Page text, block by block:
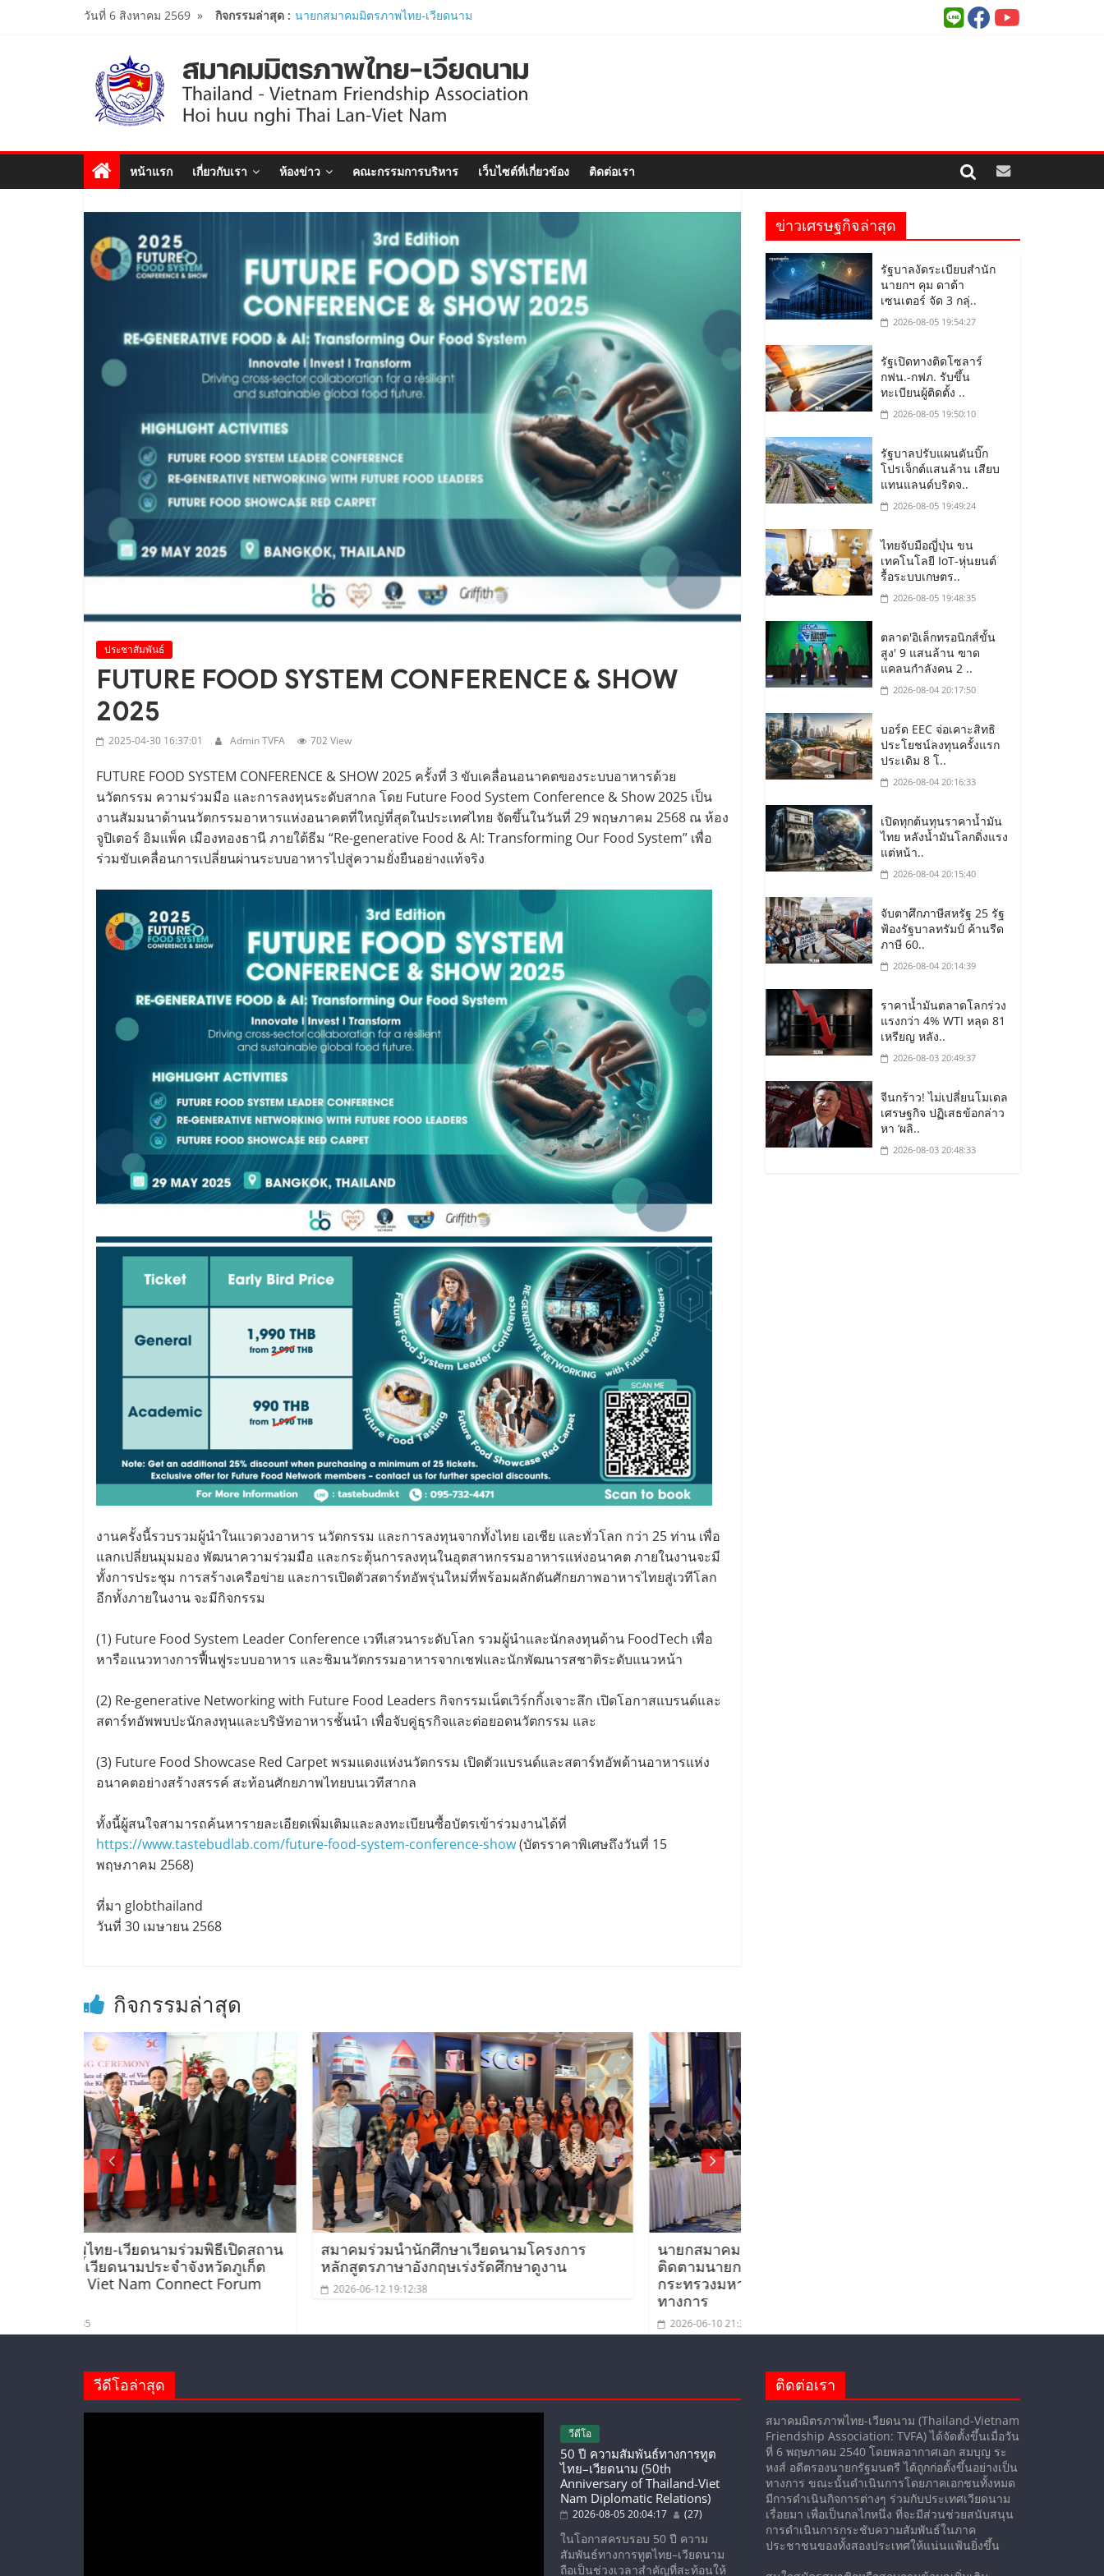
วันที่ 6 สิงหาคม 2569 » กิจกรรมล่าสุด : นายกสมาคมมิตรภาพไทย-เวียดนาม
เยือนเวียดนามอย่างเป็นทางการ..
ผู้นำเวียดนาม-ไทย ร่วมแสดงวิสัยทัศน์
งาน Thailand–Vietnam Business
Forum 2026 เฉลิมฉลอง 50 ปีความ
สมาคมมิตรภาพไทย-เวียดนาม ประชุม
หารือกับ เอกอัครราชทูตสาธารณรัฐ
..
สมาคมมิตรภาพไทย-เวียดนามร่วมพิธี
เปิดสถานกงสุลกิตติมศักดิ์เวียดนาม
ประจำจังหวัดภูเก็ต และงานสัมมนา
Viet Nam Connect Forum ..
สมาคมร่วมนำนักศึกษาเวียดนาม
โครงการหลักสูตรภาษาอังกฤษเร่งรัด
ศึกษาดูงาน..
หน้าแรก เกี่ยวกับเรา ห้องข่าว คณะกรรมการบริหาร เว็บไซต์ที่เกี่ยวข้อง ติดต่อเรา
ประชาสัมพันธ์
FUTURE FOOD SYSTEM CONFERENCE & SHOW
2025
2025-04-30 16:37:01 Admin TVFA 702 View
FUTURE FOOD SYSTEM CONFERENCE & SHOW 2025 ครั้งที่ 3 ขับเคลื่อนอนาคตของระบบอาหารด้วย
นวัตกรรม ความร่วมมือ และการลงทุนระดับสากล โดย Future Food System Conference & Show 2025 เป็น
งานสัมมนาด้านนวัตกรรมอาหารแห่งอนาคตที่ใหญ่ที่สุดในประเทศไทย จัดขึ้นในวันที่ 29 พฤษภาคม 2568 ณ ห้อง
จูปิเตอร์ อิมแพ็ค เมืองทองธานี ภายใต้ธีม “Re-generative Food & AI: Transforming Our Food System” เพื่อ
ร่วมขับเคลื่อนการเปลี่ยนผ่านระบบอาหารไปสู่ความยั่งยืนอย่างแท้จริง
งานครั้งนี้รวบรวมผู้นำในแวดวงอาหาร นวัตกรรม และการลงทุนจากทั้งไทย เอเชีย และทั่วโลก กว่า 25 ท่าน เพื่อ
แลกเปลี่ยนมุมมอง พัฒนาความร่วมมือ และกระตุ้นการลงทุนในอุตสาหกรรมอาหารแห่งอนาคต ภายในงานจะมี
ทั้งการประชุม การสร้างเครือข่าย และการเปิดตัวสตาร์ทอัพรุ่นใหม่ที่พร้อมผลักดันศักยภาพอาหารไทยสู่เวทีโลก
อีกทั้งภายในงาน จะมีกิจกรรม
(1) Future Food System Leader Conference เวทีเสวนาระดับโลก รวมผู้นำและนักลงทุนด้าน FoodTech เพื่อ
หารือแนวทางการฟื้นฟูระบบอาหาร และชิมนวัตกรรมอาหารจากเชฟและนักพัฒนารสชาติระดับแนวหน้า
(2) Re-generative Networking with Future Food Leaders กิจกรรมเน็ตเวิร์กกิ้งเจาะลึก เปิดโอกาสแบรนด์และ
สตาร์ทอัพพบปะนักลงทุนและบริษัทอาหารชั้นนำ เพื่อจับคู่ธุรกิจและต่อยอดนวัตกรรม และ
(3) Future Food Showcase Red Carpet พรมแดงแห่งนวัตกรรม เปิดตัวแบรนด์และสตาร์ทอัพด้านอาหารแห่ง
อนาคตอย่างสร้างสรรค์ สะท้อนศักยภาพไทยบนเวทีสากล
ทั้งนี้ผู้สนใจสามารถค้นหารายละเอียดเพิ่มเติมและลงทะเบียนซื้อบัตรเข้าร่วมงานได้ที่
https://www.tastebudlab.com/future-food-system-conference-show(บัตรราคาพิเศษถึงวันที่ 15
พฤษภาคม 2568)
ที่มา globthailand
วันที่ 30 เมษายน 2568
กิจกรรมล่าสุด
พิธีเปิดสถาน
สมาคมร่วมนำนักศึกษาเวียดนามโครงการ
หลักสูตรภาษาอังกฤษเร่งรัดศึกษาดูงาน
2026-06-12 19:12:38
นายกสมาคมมิตรภาพไทย-เวียดนาม ร่วมคณะ
ติดตามนายกรัฐมนตรีและรัฐมนตรีว่าการ
กระทรวงมหาดไทยเยือนเวียดนามอย่างเป็น
ข่าวเศรษฐกิจล่าสุด
รัฐบาลงัดระเบียบสำนัก
นายกฯ คุม ดาต้า
เซนเตอร์ จัด 3 กลุ่..
2026-08-05 19:54:27
รัฐเปิดทางติดโซลาร์
กฟน.-กฟภ. รับขึ้น
ทะเบียนผู้ติดตั้ง ..
2026-08-05 19:50:10
รัฐบาลปรับแผนดันบิ๊ก
โปรเจ็กต์แสนล้าน เสียบ
แทนแลนด์บริดจ..
2026-08-05 19:49:24
ไทยจับมือญี่ปุ่น ขน
เทคโนโลยี IoT-หุ่นยนต์
รื้อระบบเกษตร..
2026-08-05 19:48:35
ตลาด'อิเล็กทรอนิกส์ขั้น
สูง' 9 แสนล้าน ฃาด
แคลนกำลังคน 2 ..
2026-08-04 20:17:50
บอร์ด EEC จ่อเคาะสิทธิ
ประโยชน์ลงทุนครั้งแรก
ประเดิม 8 โ..
2026-08-04 20:16:33
เปิดทุกต้นทุนราคาน้ำมัน
ไทย หลังน้ำมันโลกดิ่งแรง
แต่หน้า..
2026-08-04 20:15:40
จับตาศึกภาษีสหรัฐ 25 รัฐ
ฟ้องรัฐบาลทรัมป์ ค้านรีด
ภาษี 60..
2026-08-04 20:14:39
ราคาน้ำมันตลาดโลกร่วง
แรงกว่า 4% WTI หลุด 81
เหรียญ หลัง..
2026-08-03 20:49:37
จีนกร้าว! ไม่เปลี่ยนโมเดล
เศรษฐกิจ ปฏิเสธข้อกล่าว
หา ‘ผลิ..
2026-08-03 20:48:33
วีดีโอล่าสุด
วีดีโอ
50 ปี ความสัมพันธ์ทางการทูต
ไทย–เวียดนาม (50th
Anniversary of Thailand-Viet
Nam Diplomatic Relations)
2026-08-05 20:04:17 (27)
ในโอกาสครบรอบ 50 ปี ความ
สัมพันธ์ทางการทูตไทย–เวียดนาม
ถือเป็นช่วงเวลาสำคัญที่สะท้อนให้
ติดต่อเรา
สมาคมมิตรภาพไทย-เวียดนาม (Thailand-Vietnam
Friendship Association: TVFA) ได้จัดตั้งขึ้นเมื่อวัน
ที่ 6 พฤษภาคม 2540 โดยพลอากาศเอก สมบุญ ระ
หงส์ อดีตรองนายกรัฐมนตรี ได้ถูกก่อตั้งขึ้นอย่างเป็น
ทางการ ขณะนั้นดำเนินการโดยภาคเอกชนทั้งหมด
มีการดำเนินกิจการต่างๆ ร่วมกับประเทศเวียดนาม
เรื่อยมา เพื่อเป็นกลไกหนึ่ง ที่จะมีส่วนช่วยสนับสนุน
การดำเนินการกระชับความสัมพันธ์ในภาค
ประชาชนของทั้งสองประเทศให้แน่นแฟ้นยิ่งขึ้น